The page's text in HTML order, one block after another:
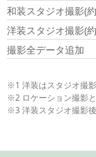
和装スタジオ撮影(
洋装スタジオ撮影(
撮影全データ追加
1 洋装はスタジオ撮
2 ロケーション撮影
3 洋装スタジオ撮影